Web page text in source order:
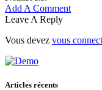
Add A Comment
Leave A Reply
Vous devez vous
Articles récents